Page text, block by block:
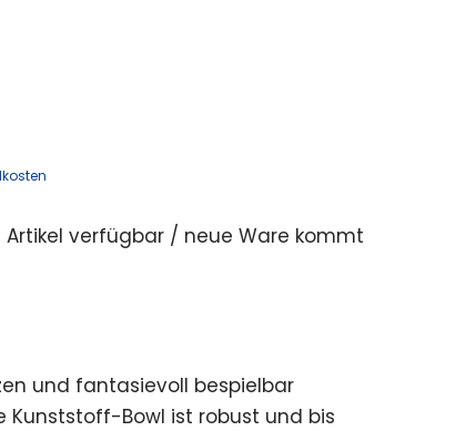
Artikel verfügbar / neue Ware kommt
und fantasievoll bespielbar
Kunststoff-Bowl ist robust und bis